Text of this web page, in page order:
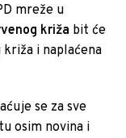
mreže u
križa bit će
i naplaćena
se za sve
osim novina i